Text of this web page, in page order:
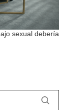
sexual debería